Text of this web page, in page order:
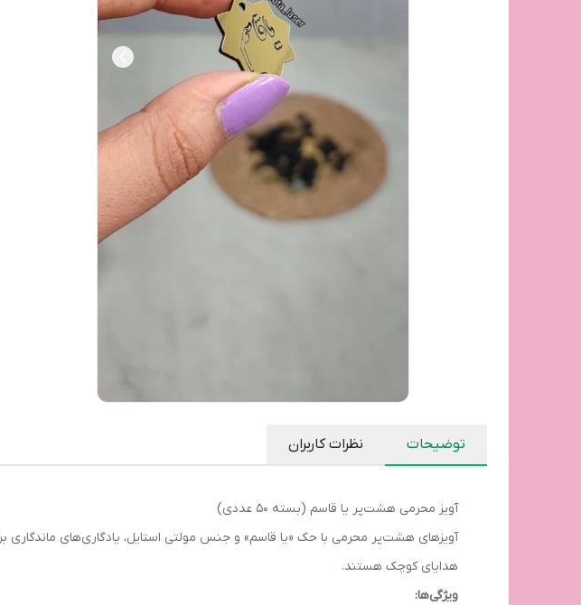
توضیحات نظرات کاربران
آویز محرمی هشت‌پر یا قاسم (بسته ۵۰ عددی)
هدایای کوچک هستند.
ویژگی‌ها: